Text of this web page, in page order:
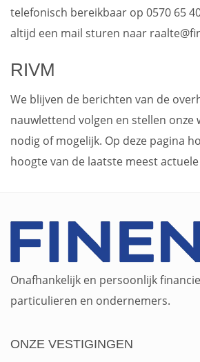
telefonisch bereikbaar op 0570 65
altijd een mail sturen naar
RIVM
We blijven de berichten van de
nauwlettend volgen en stellen onze
nodig of mogelijk. Op deze pagina
hoogte van de laatste meest
Onafhankelijk en persoonlijk
particulieren en ondernemers.
ONZE VESTIGINGEN